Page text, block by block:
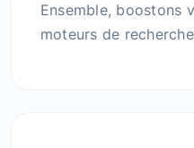
Ensemble, boostons
moteurs de